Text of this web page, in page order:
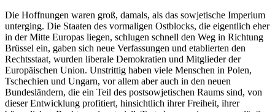
Die Hoffnungen waren groß, damals, als das sowjetische Imperium
unterging. Die Staaten des vormaligen Ostblocks, die eigentlich eher
in der Mitte Europas liegen, schlugen schnell den Weg in Richtung
Brüssel ein, gaben sich neue Verfassungen und etablierten den
Rechtsstaat, wurden liberale Demokratien und Mitglieder der
Europäischen Union. Unstrittig haben viele Menschen in Polen,
Tschechien und Ungarn, vor allem aber auch in den neuen
Bundesländern, die ein Teil des postsowjetischen Raums sind, von
dieser Entwicklung profitiert, hinsichtlich ihrer Freiheit, ihrer